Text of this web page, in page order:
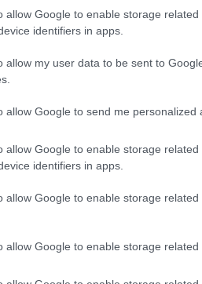
allow Google to enable storage
identifiers in apps.
allow my user data to be sent to
allow Google to send me personalized
allow Google to enable storage
identifiers in apps.
allow Google to enable storage
allow Google to enable storage related